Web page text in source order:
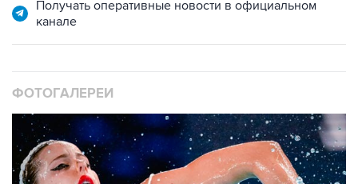
Получать оперативные новости в официальном
канале
ФОТОГАЛЕРЕИ